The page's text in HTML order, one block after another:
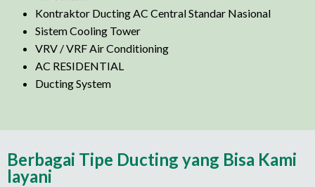
Kontraktor Ducting AC Central Standar Nasional
Sistem Cooling Tower
VRV / VRF Air Conditioning
AC RESIDENTIAL
Ducting System
Berbagai Tipe Ducting yang Bisa Kami
layani